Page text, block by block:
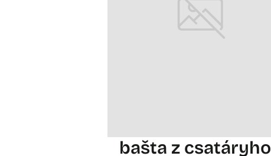
bašta z csatáryho